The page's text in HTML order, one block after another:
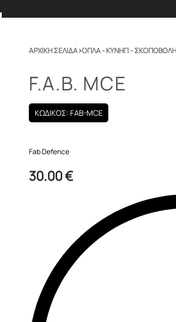
ΕΞΟΠΛΙΣΜΟΣ
ΑΡΧΙΚΉ ΣΕΛΊΔΑ›ΟΠΛΑ - ΚΥΝΗΓΙ - ΣΚΟΠΟΒΟΛΗ
F.A.B. MCE
ΚΩΔΙΚΟΣ: FAB-MCE
Fab Defence
30.00€